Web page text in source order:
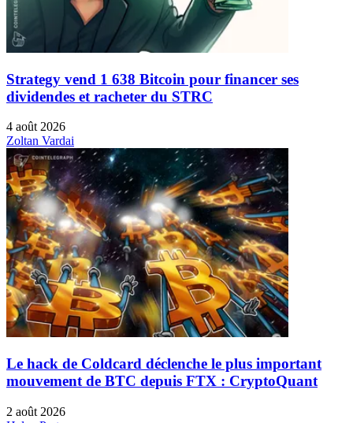
Strategy vend 1 638 Bitcoin pour financer ses
dividendes et racheter du STRC
4 août 2026
Zoltan Vardai
Le hack de Coldcard déclenche le plus important
mouvement de BTC depuis FTX : CryptoQuant
2 août 2026